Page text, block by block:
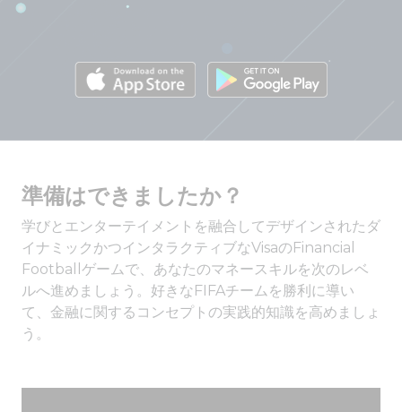
準備はできましたか？
学びとエンターテイメントを融合してデザインされたダ
イナミックかつインタラクティブなVisaのFinancial
Footballゲームで、あなたのマネースキルを次のレベ
ルへ進めましょう。好きなFIFAチームを勝利に導い
て、金融に関するコンセプトの実践的知識を高めましょ
う。